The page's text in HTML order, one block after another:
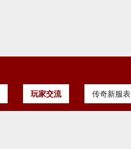
玩家交流 传奇新服表